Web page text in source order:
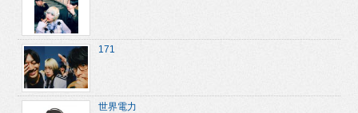
171
世界電力